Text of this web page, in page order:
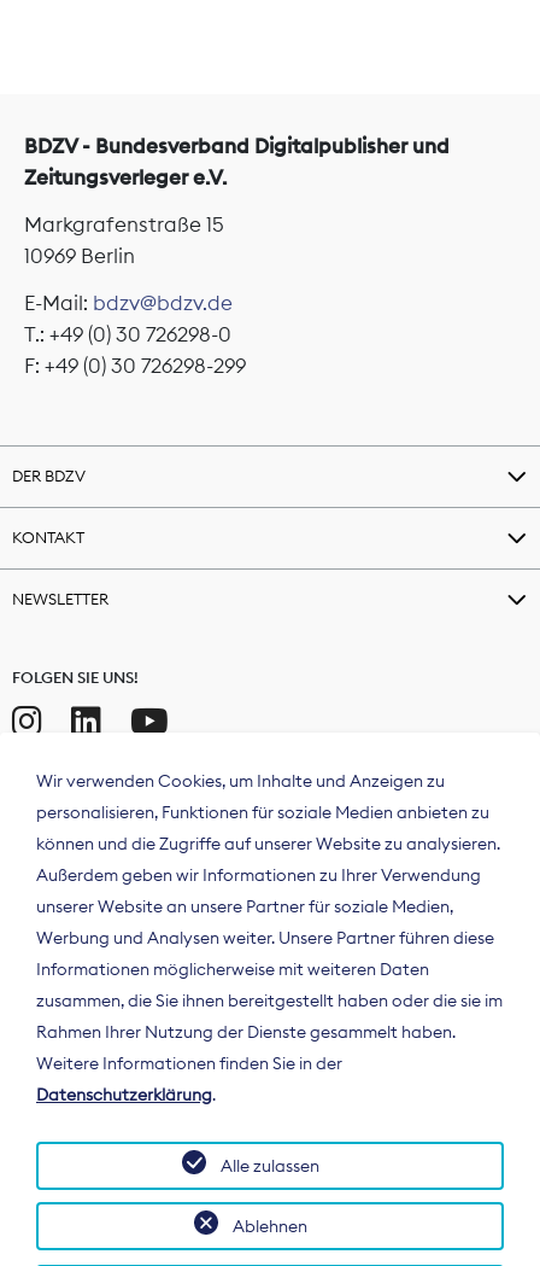
BDZV - Bundesverband Digitalpublisher und
Zeitungsverleger e.V.
Markgrafenstraße 15
10969 Berlin
E-Mail: bdzv@bdzv.de
T.: +49 (0) 30 726298-0
F: +49 (0) 30 726298-299
DER BDZV
KONTAKT
NEWSLETTER
FOLGEN SIE UNS!
Der Bundesverband Digitalpublisher und
Zeitungsverleger (BDZV) vertritt als
Spitzenorganisation die Interessen der
Deutschland und auf EU-Ebene.
Wir verwenden Cookies, um Inhalte und Anzeigen zu
personalisieren, Funktionen für soziale Medien anbieten zu
können und die Zugriffe auf unserer Website zu analysieren.
Außerdem geben wir Informationen zu Ihrer Verwendung
unserer Website an unsere Partner für soziale Medien,
Werbung und Analysen weiter. Unsere Partner führen diese
Informationen möglicherweise mit weiteren Daten
zusammen, die Sie ihnen bereitgestellt haben oder die sie im
Rahmen Ihrer Nutzung der Dienste gesammelt haben.
Weitere Informationen finden Sie in der
Datenschutzerklärung.
Ablehnen
Alle zulassen